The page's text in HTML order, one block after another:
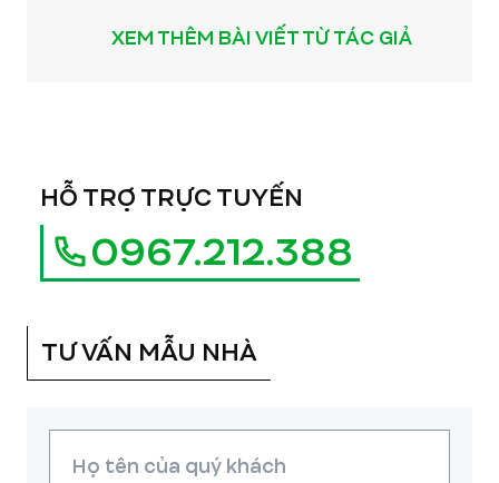
XEM THÊM BÀI VIẾT TỪ TÁC GIẢ
HỖ TRỢ TRỰC TUYẾN
0967.212.388
TƯ VẤN MẪU NHÀ